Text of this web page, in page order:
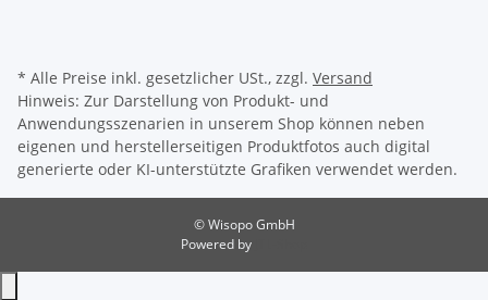
* Alle Preise inkl. gesetzlicher USt., zzgl. Versand
Hinweis: Zur Darstellung von Produkt- und
Anwendungsszenarien in unserem Shop können neben
eigenen und herstellerseitigen Produktfotos auch digital
generierte oder KI-unterstützte Grafiken verwendet werden.
© Wisopo GmbH
Powered by